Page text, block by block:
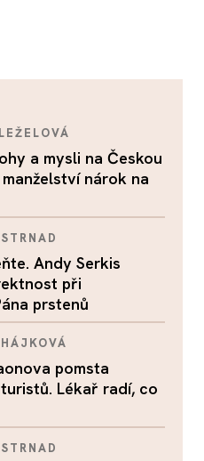
a mysli na Českou
nárok na
Andy Serkis
při
prstenů
pomsta
Lékař radí, co